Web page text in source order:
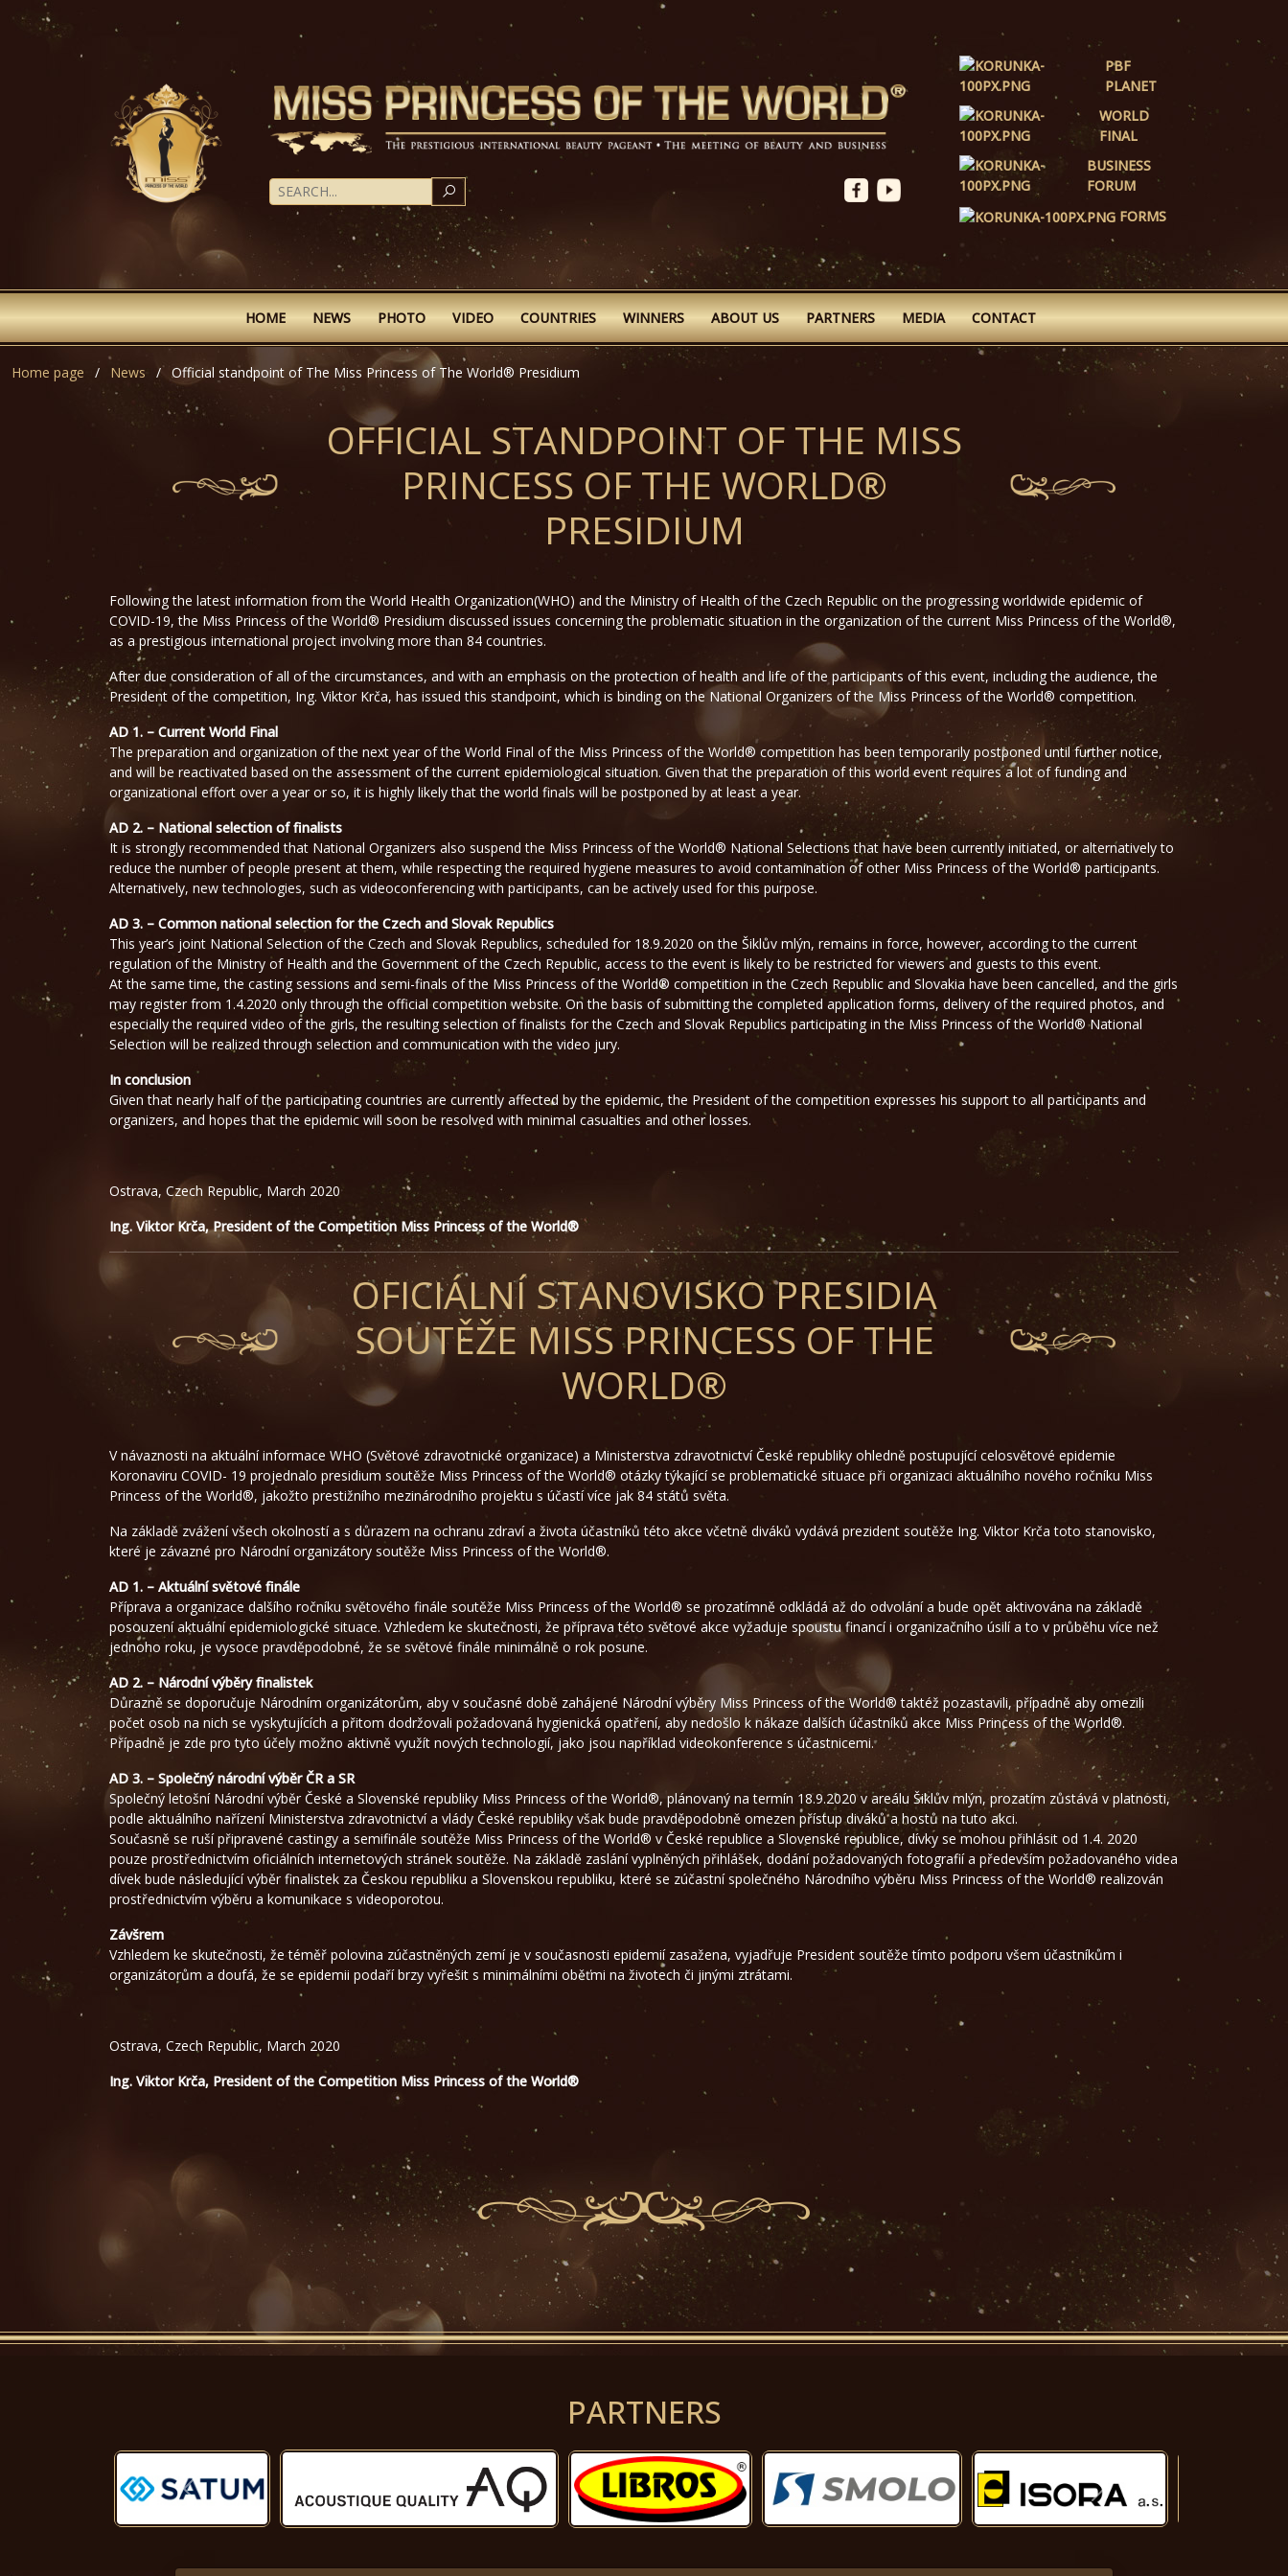
SEARCH
PBF
PLANET
WORLD
FINAL
BUSINESS
FORUM
FORMS
HOME NEWS PHOTO VIDEO COUNTRIES WINNERS ABOUT US PARTNERS MEDIA CONTACT
Home page News Official standpoint of The Miss Princess of The World® Presidium
OFFICIAL STANDPOINT OF THE MISS
PRINCESS OF THE WORLD®
PRESIDIUM
Following the latest information from the World Health Organization(WHO) and the Ministry of Health of the Czech Republic on the progressing worldwide epidemic of
COVID-19, the Miss Princess of the World® Presidium discussed issues concerning the problematic situation in the organization of the current Miss Princess of the World®,
as a prestigious international project involving more than 84 countries.
After due consideration of all of the circumstances, and with an emphasis on the protection of health and life of the participants of this event, including the audience, the
President of the competition, Ing. Viktor Krča, has issued this standpoint, which is binding on the National Organizers of the Miss Princess of the World® competition.
AD 1. – Current World Final
The preparation and organization of the next year of the World Final of the Miss Princess of the World® competition has been temporarily postponed until further notice,
and will be reactivated based on the assessment of the current epidemiological situation. Given that the preparation of this world event requires a lot of funding and
organizational effort over a year or so, it is highly likely that the world finals will be postponed by at least a year.
AD 2. – National selection of finalists
It is strongly recommended that National Organizers also suspend the Miss Princess of the World® National Selections that have been currently initiated, or alternatively to
reduce the number of people present at them, while respecting the required hygiene measures to avoid contamination of other Miss Princess of the World® participants.
Alternatively, new technologies, such as videoconferencing with participants, can be actively used for this purpose.
AD 3. – Common national selection for the Czech and Slovak Republics
This year’s joint National Selection of the Czech and Slovak Republics, scheduled for 18.9.2020 on the Šiklův mlýn, remains in force, however, according to the current
regulation of the Ministry of Health and the Government of the Czech Republic, access to the event is likely to be restricted for viewers and guests to this event.
At the same time, the casting sessions and semi-finals of the Miss Princess of the World® competition in the Czech Republic and Slovakia have been cancelled, and the girls
may register from 1.4.2020 only through the official competition website. On the basis of submitting the completed application forms, delivery of the required photos, and
especially the required video of the girls, the resulting selection of finalists for the Czech and Slovak Republics participating in the Miss Princess of the World® National
Selection will be realized through selection and communication with the video jury.
In conclusion
Given that nearly half of the participating countries are currently affected by the epidemic, the President of the competition expresses his support to all participants and
organizers, and hopes that the epidemic will soon be resolved with minimal casualties and other losses.
Ostrava, Czech Republic, March 2020
Ing. Viktor Krča, President of the Competition Miss Princess of the World®
OFICIÁLNÍ STANOVISKO PRESIDIA
SOUTĚŽE MISS PRINCESS OF THE
WORLD®
V návaznosti na aktuální informace WHO (Světové zdravotnické organizace) a Ministerstva zdravotnictví České republiky ohledně postupující celosvětové epidemie
Koronaviru COVID- 19 projednalo presidium soutěže Miss Princess of the World® otázky týkající se problematické situace při organizaci aktuálního nového ročníku Miss
Princess of the World®, jakožto prestižního mezinárodního projektu s účastí více jak 84 států světa.
Na základě zvážení všech okolností a s důrazem na ochranu zdraví a života účastníků této akce včetně diváků vydává prezident soutěže Ing. Viktor Krča toto stanovisko,
které je závazné pro Národní organizátory soutěže Miss Princess of the World®.
AD 1. – Aktuální světové finále
Příprava a organizace dalšího ročníku světového finále soutěže Miss Princess of the World® se prozatímně odkládá až do odvolání a bude opět aktivována na základě
posouzení aktuální epidemiologické situace. Vzhledem ke skutečnosti, že příprava této světové akce vyžaduje spoustu financí i organizačního úsilí a to v průběhu více než
jednoho roku, je vysoce pravděpodobné, že se světové finále minimálně o rok posune.
AD 2. – Národní výběry finalistek
Důrazně se doporučuje Národním organizátorům, aby v současné době zahájené Národní výběry Miss Princess of the World® taktéž pozastavili, případně aby omezili
počet osob na nich se vyskytujících a přitom dodržovali požadovaná hygienická opatření, aby nedošlo k nákaze dalších účastníků akce Miss Princess of the World®.
Případně je zde pro tyto účely možno aktivně využít nových technologií, jako jsou například videokonference s účastnicemi.
AD 3. – Společný národní výběr ČR a SR
Společný letošní Národní výběr České a Slovenské republiky Miss Princess of the World®, plánovaný na termín 18.9.2020 v areálu Šiklův mlýn, prozatím zůstává v platnosti,
podle aktuálního nařízení Ministerstva zdravotnictví a vlády České republiky však bude pravděpodobně omezen přístup diváků a hostů na tuto akci.
Současně se ruší připravené castingy a semifinále soutěže Miss Princess of the World® v České republice a Slovenské republice, dívky se mohou přihlásit od 1.4. 2020
pouze prostřednictvím oficiálních internetových stránek soutěže. Na základě zaslání vyplněných přihlášek, dodání požadovaných fotografií a především požadovaného videa
dívek bude následující výběr finalistek za Českou republiku a Slovenskou republiku, které se zúčastní společného Národního výběru Miss Princess of the World® realizován
prostřednictvím výběru a komunikace s videoporotou.
Závšrem
Vzhledem ke skutečnosti, že téměř polovina zúčastněných zemí je v současnosti epidemií zasažena, vyjadřuje President soutěže tímto podporu všem účastníkům i
organizátorům a doufá, že se epidemii podaří brzy vyřešit s minimálními oběťmi na životech či jinými ztrátami.
Ostrava, Czech Republic, March 2020
Ing. Viktor Krča, President of the Competition Miss Princess of the World®
PARTNERS
Předchozí Další